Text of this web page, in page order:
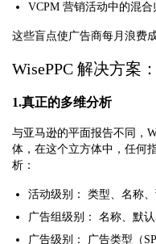
VCPM 营销活动中的混合
这些盲点使广告商每月浪费
WisePPC 解决方案
1.真正的多维分析
与亚马逊的平面报告不同，
体，在这个立方体中，任何
析：
活动级别：
类型、名称
广告组级别：
名称、默
广告级别：
广告类型（